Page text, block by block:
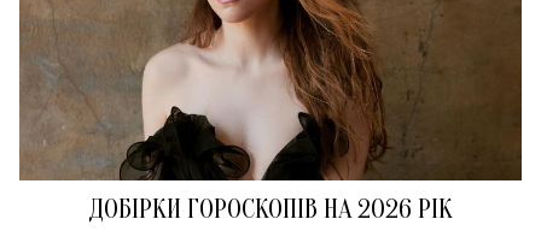
ДОБІРКИ ГОРОСКОПІВ НА 2026 РІК